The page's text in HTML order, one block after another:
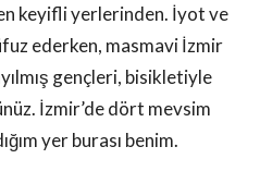
keyifli yerlerinden. İyot ve
ederken, masmavi İzmir
gençleri, bisikletiyle
İzmir’de dört mevsim
yer burası benim.